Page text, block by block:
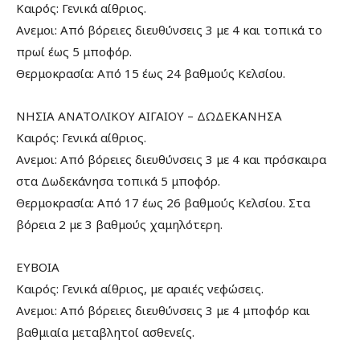
Καιρός: Γενικά αίθριος.
Ανεμοι: Από βόρειες διευθύνσεις 3 με 4 και τοπικά το
πρωί έως 5 μποφόρ.
Θερμοκρασία: Από 15 έως 24 βαθμούς Κελσίου.
ΝΗΣΙΑ ΑΝΑΤΟΛΙΚΟΥ ΑΙΓΑΙΟΥ – ΔΩΔΕΚΑΝΗΣΑ
Καιρός: Γενικά αίθριος.
Ανεμοι: Από βόρειες διευθύνσεις 3 με 4 και πρόσκαιρα
στα Δωδεκάνησα τοπικά 5 μποφόρ.
Θερμοκρασία: Από 17 έως 26 βαθμούς Κελσίου. Στα
βόρεια 2 με 3 βαθμούς χαμηλότερη.
ΕΥΒΟΙΑ
Καιρός: Γενικά αίθριος, με αραιές νεφώσεις.
Ανεμοι: Από βόρειες διευθύνσεις 3 με 4 μποφόρ και
βαθμιαία μεταβλητοί ασθενείς.